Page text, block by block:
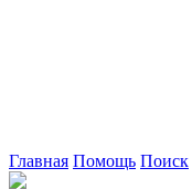
Главная Помощь Поиск